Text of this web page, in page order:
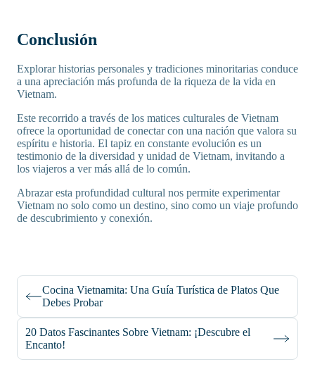
Conclusión
Explorar historias personales y tradiciones minoritarias conduce
a una apreciación más profunda de la riqueza de la vida en
Vietnam.
Este recorrido a través de los matices culturales de Vietnam
ofrece la oportunidad de conectar con una nación que valora su
espíritu e historia. El tapiz en constante evolución es un
testimonio de la diversidad y unidad de Vietnam, invitando a
los viajeros a ver más allá de lo común.
Abrazar esta profundidad cultural nos permite experimentar
Vietnam no solo como un destino, sino como un viaje profundo
de descubrimiento y conexión.
Cocina Vietnamita: Una Guía Turística de Platos Que
Debes Probar
20 Datos Fascinantes Sobre Vietnam: ¡Descubre el
Encanto!